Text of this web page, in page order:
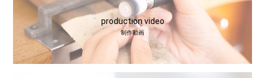
production video
制作動画